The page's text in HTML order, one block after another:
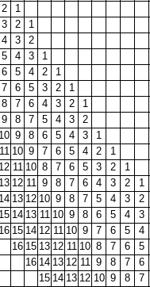
2
1
3 2
1
4 3
2
5 4 3
1
6 5 4 2
1
7 6 5 3 2
1
8 7 6 4 3 2
1
9 8 7 5 4 3
2
10 9 8 6 5 4 3
1
11 10 9 7 6 5 4 2
1
12 11 10 8 7 6 5 3 2
1
13 12 11 9 8 7 6 4 3 2
1
14 13 12 10 9 8 7 5 4 3
2
15 14 13 11 10 9 8 6 5 4
3
16 15 14 12 11 10 9 7 6 5
4
16 15 13 12 11 10 8 7 6 5
16 14 13 12 11 9 8 7 6
15 14 13 12 10 9 8 7